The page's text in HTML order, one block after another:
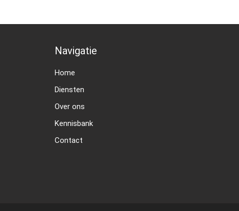
Navigatie
Home
Diensten
Over ons
Kennisbank
Contact